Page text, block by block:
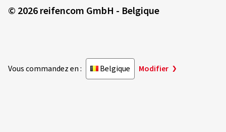
© 2026 reifencom GmbH - Belgique
Vous commandez en : Belgique Modifier